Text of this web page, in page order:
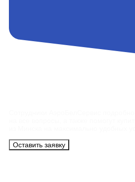
Оставить заявку